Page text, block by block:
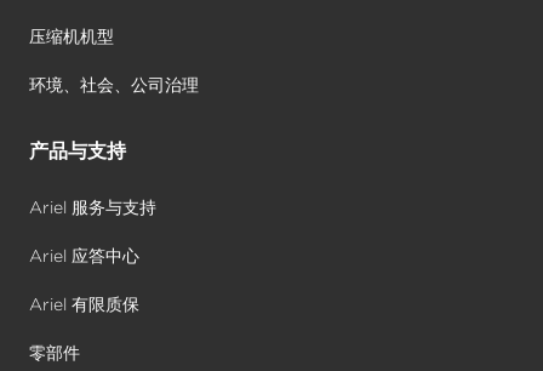
压缩机机型
环境、社会、公司治理
产品与支持
Ariel 服务与支持
Ariel 应答中心
Ariel 有限质保
零部件